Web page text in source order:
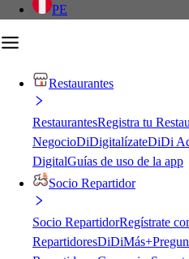
PE
Restaurantes
RestaurantesRegistra tu
NegocioDiDigitalízateDiDi
DigitalGuías de uso de la app
Socio Repartidor
Socio RepartidorRegístrate
RepartidoresDiDiMás+